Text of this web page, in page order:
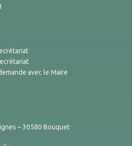
avec le Maire
– 30580 Bouquet